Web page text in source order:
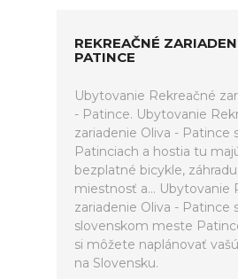
REKREAČNÉ
PATINCE
Ubytovanie Rekreačné
- Patince. Ubytovanie
zariadenie Oliva - Patince
Patinciach a hostia tu
bezplatné bicykle,
miestnosť a... Ubytovanie
zariadenie Oliva - Patince
slovenskom meste
si môžete naplánovať
na Slovensku.